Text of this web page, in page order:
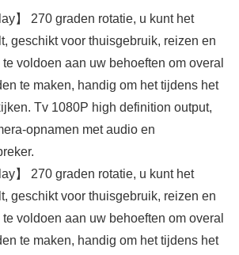
】 270 graden rotatie, u kunt het
geschikt voor thuisgebruik, reizen en
voldoen aan uw behoeften om overal
te maken, handig om het tijdens het
Tv 1080P high definition output,
opnamen met audio en
】 270 graden rotatie, u kunt het
geschikt voor thuisgebruik, reizen en
voldoen aan uw behoeften om overal
te maken, handig om het tijdens het